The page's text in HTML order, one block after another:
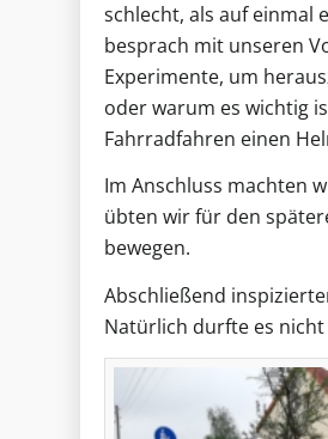
schlecht, als auf einmal
besprach mit unseren
Experimente, um
oder warum es wichtig
Fahrradfahren einen
Im Anschluss machten
übten wir für den
bewegen.
Abschließend
Natürlich durfte es